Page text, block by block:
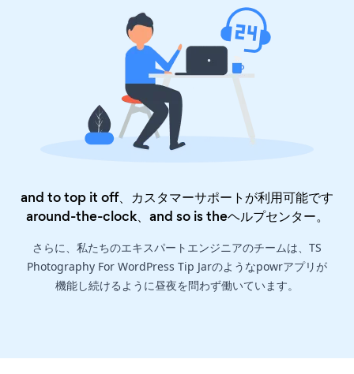
and to top it off、カスタマーサポートが利用可能です
around-the-clock、and so is theヘルプセンター。
さらに、私たちのエキスパートエンジニアのチームは、TS
Photography For WordPress Tip Jarのようなpowrアプリが
機能し続けるように昼夜を問わず働いています。